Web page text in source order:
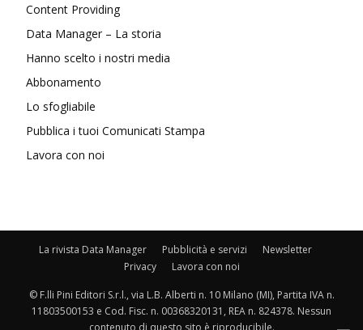
Content Providing
Data Manager – La storia
Hanno scelto i nostri media
Abbonamento
Lo sfogliabile
Pubblica i tuoi Comunicati Stampa
Lavora con noi
La rivista Data Manager Pubblicità e servizi
Newsletter
Privacy
Lavora con noi
© F.lli Pini Editori S.r.l., via L.B. Alberti n. 10 Milano (MI), Partita IVA n.
11803500153 e Cod. Fisc. n. 00368320131, REA n. 824378. Nessun
contenuto di questo sito è riproducibile.